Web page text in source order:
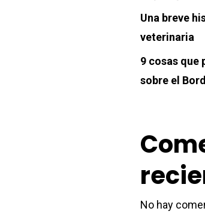
Una breve
veterinaria
9 cosas que
sobre el
No hay